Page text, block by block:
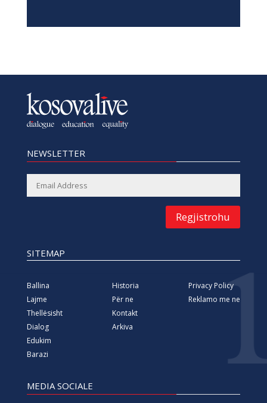
NEWSLETTER
Regjistrohu
SITEMAP
Ballina
Lajme
Thellësisht
Dialog
Edukim
Barazi
Historia
Për ne
Kontakt
Arkiva
Privacy Policy
Reklamo me ne
MEDIA SOCIALE